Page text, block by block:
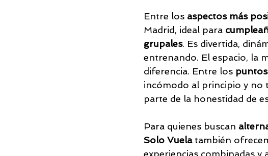
Entre los aspectos más
Madrid, ideal para
grupales. Es divertida,
entrenando. El espacio, la
diferencia. Entre los
incómodo al principio y no
parte de la honestidad de
Para quienes buscan
Solo Vuela también
experiencias combinadas y